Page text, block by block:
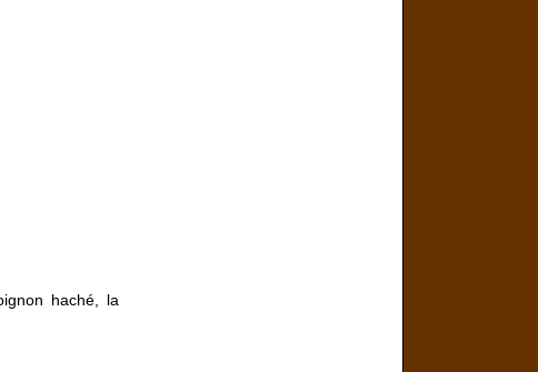
haché, la